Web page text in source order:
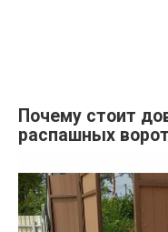
Почему стоит
распашных